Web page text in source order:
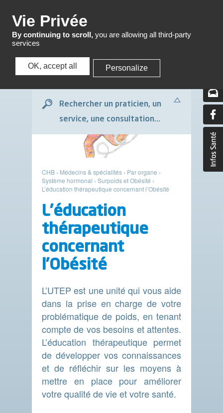
Menu
Rechercher un praticien, un
service, une consultation...
CHB › Médecins & spécialités › Par organe ›
Système hormonal › Surpoids et Obésité ›
L’éducation thérapeutique concernant l’Obésité
L’éducation
thérapeutique
concernant
l’Obésité
L’UTEP est une unité qui vous aide
dans la prise en charge de votre
problématique de poids, en tenant
compte de vos besoins et attentes.
L’éducation thérapeutique permet
de développer vos connaissances
et de réfléchir sur les moyens à
mettre en place pour améliorer
votre qualité de vie et votre santé.
Vie Privée
By continuing to scroll, you are allowing all third-party
services
OK, accept all Personalize